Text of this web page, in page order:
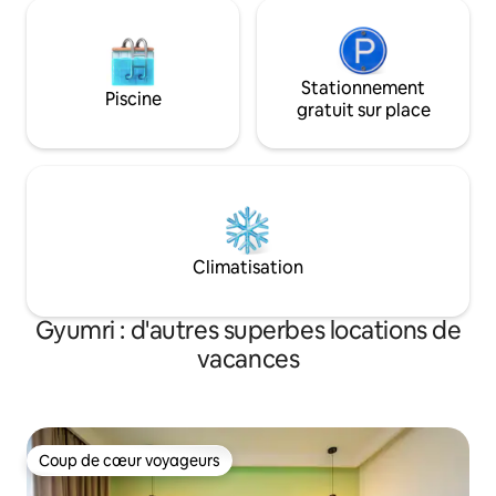
Piscine
Stationnement
gratuit sur place
Climatisation
Gyumri : d'autres superbes locations de
vacances
Coup de cœur voyageurs
Coup de cœur voyageurs